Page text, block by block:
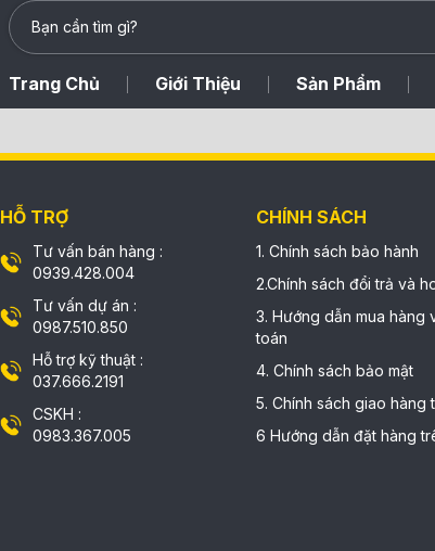
Trang Chủ Giới Thiệu Sản Phẩm
HỖ TRỢ
Tư vấn bán hàng :
0939.428.004
Tư vấn dự án :
0987.510.850
Hỗ trợ kỹ thuật :
037.666.2191
CSKH :
0983.367.005
CHÍNH SÁCH
1. Chính sách bảo hành
2.Chính sách đổi trả và
3. Hướng dẫn mua hàng
toán
4. Chính sách bảo mật
5. Chính sách giao hàng
6 Hướng dẫn đặt hàng